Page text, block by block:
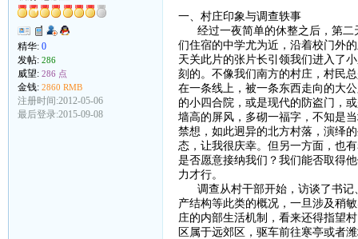
精华: 0
发帖: 286
威望: 286 点
金钱: 2860 RMB
注册时间:2012-05-06
最后登录:2015-09-08
一、村庄印象与调查轶事
经过一夜简单的休整之后，第二
们住宿的中学尤为近，沿着校门外
天关此片的张片长引领我们进入了
刻的。不像我们南方的村庄，村民
在一条线上，被一条东西走向的大
的小四合院，或是现代的防盗门，
墙高的屏风，多砌一福字，不知是
禁想，如此迥异的北方村落，演绎
态，让我很庆幸。但另一方面，也
是否愿意接纳我们？我们能否取得
力才行。
调查从村干部开始，访谈了书记
产结构等此类的概况，一旦涉及稍
庄的内部生活机制，看来还得指望
区属于远郊区，驱车前往寒亭或者